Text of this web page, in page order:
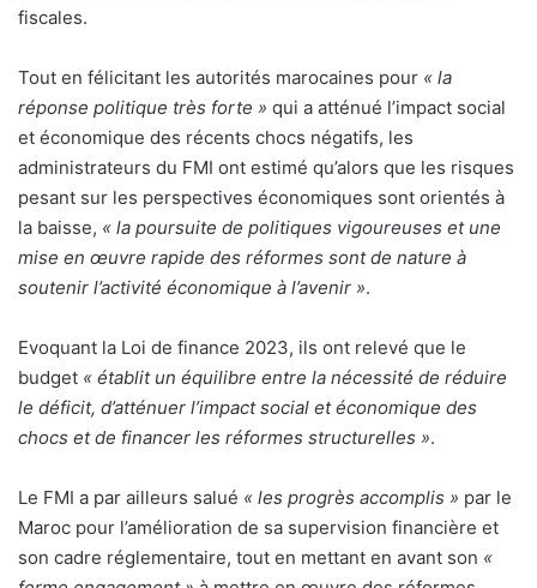
fiscales.
Tout en félicitant les autorités marocaines pour « la
réponse politique très forte » qui a atténué l’impact social
et économique des récents chocs négatifs, les
administrateurs du FMI ont estimé qu’alors que les risques
pesant sur les perspectives économiques sont orientés à
la baisse, « la poursuite de politiques vigoureuses et une
mise en œuvre rapide des réformes sont de nature à
soutenir l’activité économique à l’avenir ».
Evoquant la Loi de finance 2023, ils ont relevé que le
budget « établit un équilibre entre la nécessité de réduire
le déficit, d’atténuer l’impact social et économique des
chocs et de financer les réformes structurelles ».
Le FMI a par ailleurs salué « les progrès accomplis » par le
Maroc pour l’amélioration de sa supervision financière et
son cadre réglementaire, tout en mettant en avant son «